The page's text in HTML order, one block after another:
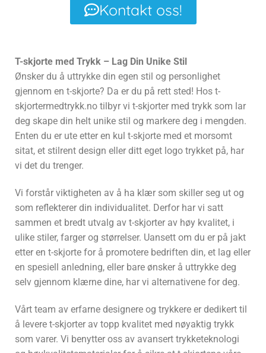
Kontakt oss!
T-skjorte med Trykk – Lag Din Unike Stil
Ønsker du å uttrykke din egen stil og personlighet
gjennom en t-skjorte? Da er du på rett sted! Hos t-
skjortermedtrykk.no tilbyr vi t-skjorter med trykk som lar
deg skape din helt unike stil og markere deg i mengden.
Enten du er ute etter en kul t-skjorte med et morsomt
sitat, et stilrent design eller ditt eget logo trykket på, har
vi det du trenger.
Vi forstår viktigheten av å ha klær som skiller seg ut og
som reflekterer din individualitet. Derfor har vi satt
sammen et bredt utvalg av t-skjorter av høy kvalitet, i
ulike stiler, farger og størrelser. Uansett om du er på jakt
etter en t-skjorte for å promotere bedriften din, et lag eller
en spesiell anledning, eller bare ønsker å uttrykke deg
selv gjennom klærne dine, har vi alternativene for deg.
Vårt team av erfarne designere og trykkere er dedikert til
å levere t-skjorter av topp kvalitet med nøyaktig trykk
som varer. Vi benytter oss av avansert trykketeknologi